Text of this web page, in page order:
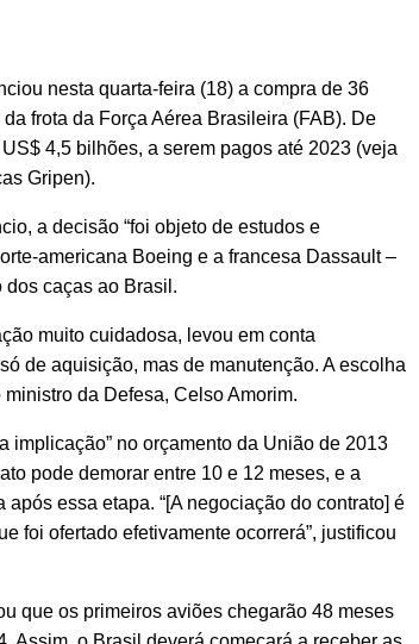
nesta quarta-feira (18) a compra de 36
frota da Força Aérea Brasileira (FAB). De
4,5 bilhões, a serem pagos até 2023 (veja
Gripen).
a decisão “foi objeto de estudos e
americana Boeing e a francesa Dassault –
dos caças ao Brasil.
muito cuidadosa, levou em conta
de aquisição, mas de manutenção. A escolha
da Defesa, Celso Amorim.
implicação” no orçamento da União de 2013
pode demorar entre 10 e 12 meses, e a
essa etapa. “[A negociação do contrato] é
foi ofertado efetivamente ocorrerá”, justificou
que os primeiros aviões chegarão 48 meses